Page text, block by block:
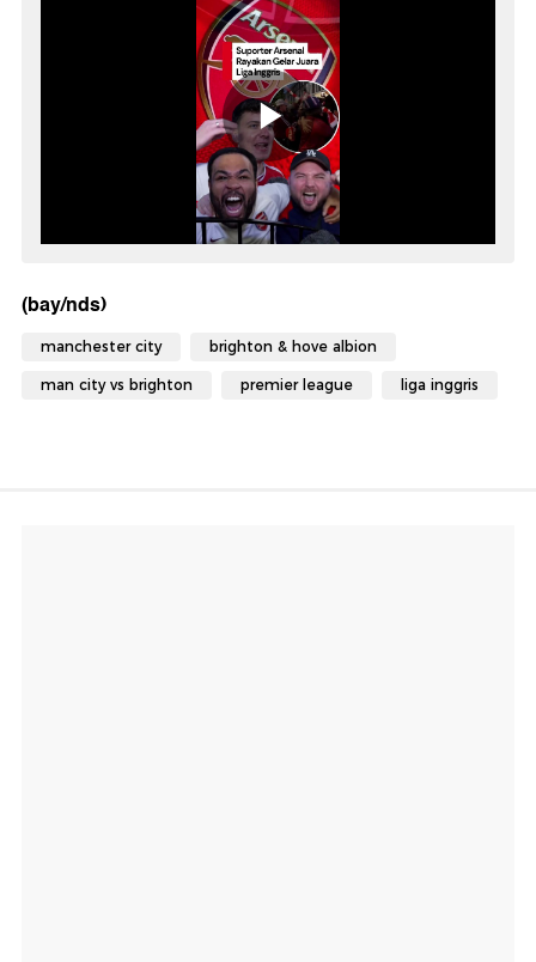
(bay/nds)
manchester city brighton & hove albion
man city vs brighton premier league liga inggris